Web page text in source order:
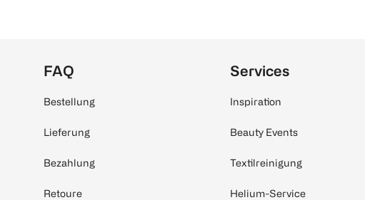
FAQ
Bestellung
Lieferung
Bezahlung
Retoure
Services
Inspiration
Beauty Events
Textilreinigung
Helium-Service